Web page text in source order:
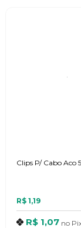
Clips P/ Cabo Aco
R$ 1,19
R$ 1,07 no